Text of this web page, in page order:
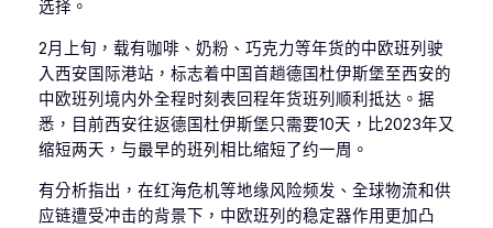
选择。
2月上旬，载有咖啡、奶粉、巧克力等年货的中欧班列驶
入西安国际港站，标志着中国首趟德国杜伊斯堡至西安的
中欧班列境内外全程时刻表回程年货班列顺利抵达。据
悉，目前西安往返德国杜伊斯堡只需要10天，比2023年又
缩短两天，与最早的班列相比缩短了约一周。
有分析指出，在红海危机等地缘风险频发、全球物流和供
应链遭受冲击的背景下，中欧班列的稳定器作用更加凸